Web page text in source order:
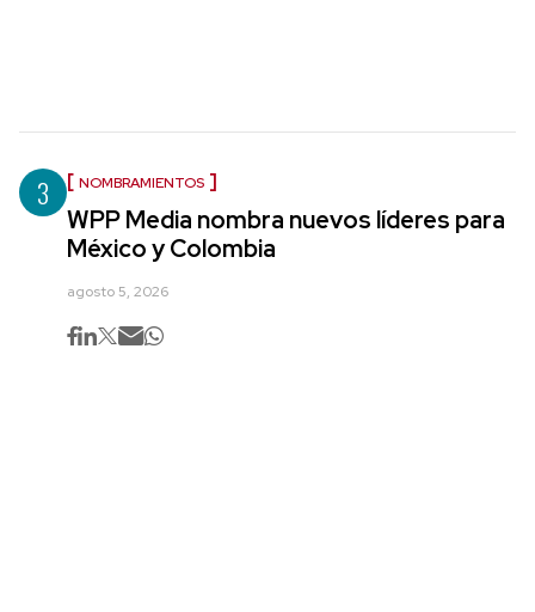
3 NOMBRAMIENTOS
WPP Media nombra nuevos líderes para
México y Colombia
agosto 5, 2026